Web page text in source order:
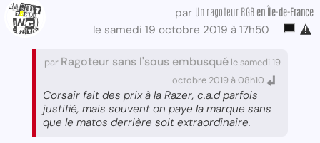
par Un ragoteur RGB en Île-de-France
le samedi 19 octobre 2019 à 17h50
par Ragoteur sans l'sous embusqué le samedi 19
octobre 2019 à 08h10
Corsair fait des prix à la Razer, c.a.d parfois
justifié, mais souvent on paye la marque sans
que le matos derrière soit extraordinaire.